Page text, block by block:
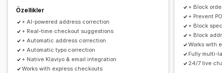
Özellikler
+ AI-powered address correction
+ Real-time checkout suggestions
+ Automatic address correction
+ Automatic typo correction
+ Native Klaviyo & email integration
Works with express checkouts
+ Block
+ Prevent
+ Block
+ Block
Works with
Fully multi-
24/7 live